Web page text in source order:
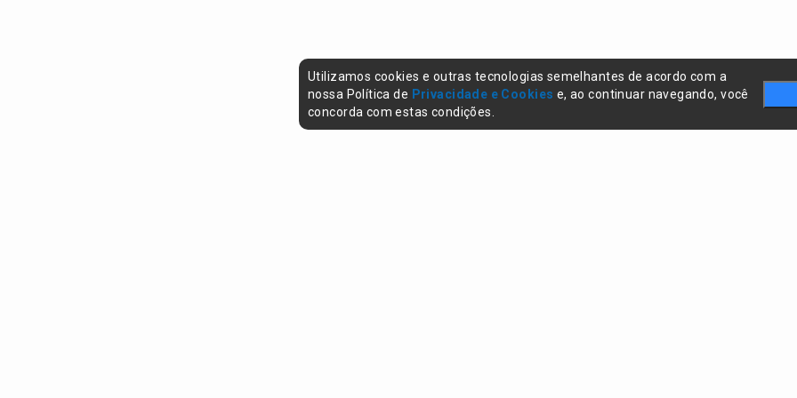
Utilizamos cookies e outras tecnologias semelhantes de acordo com a
nossa Política de Privacidade e Cookies e, ao continuar navegando, você
concorda com estas condições.